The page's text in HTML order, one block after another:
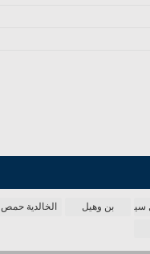
سينما بن وهيل الخالدية حمص